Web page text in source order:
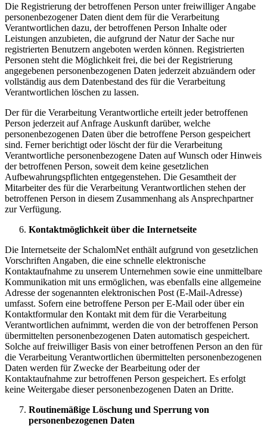
Die Registrierung der betroffenen Person unter freiwilliger Angabe
personenbezogener Daten dient dem für die Verarbeitung
Verantwortlichen dazu, der betroffenen Person Inhalte oder
Leistungen anzubieten, die aufgrund der Natur der Sache nur
registrierten Benutzern angeboten werden können. Registrierten
Personen steht die Möglichkeit frei, die bei der Registrierung
angegebenen personenbezogenen Daten jederzeit abzuändern oder
vollständig aus dem Datenbestand des für die Verarbeitung
Verantwortlichen löschen zu lassen.
Der für die Verarbeitung Verantwortliche erteilt jeder betroffenen
Person jederzeit auf Anfrage Auskunft darüber, welche
personenbezogenen Daten über die betroffene Person gespeichert
sind. Ferner berichtigt oder löscht der für die Verarbeitung
Verantwortliche personenbezogene Daten auf Wunsch oder Hinweis
der betroffenen Person, soweit dem keine gesetzlichen
Aufbewahrungspflichten entgegenstehen. Die Gesamtheit der
Mitarbeiter des für die Verarbeitung Verantwortlichen stehen der
betroffenen Person in diesem Zusammenhang als Ansprechpartner
zur Verfügung.
Kontaktmöglichkeit über die Internetseite
Die Internetseite der SchalomNet enthält aufgrund von gesetzlichen
Vorschriften Angaben, die eine schnelle elektronische
Kontaktaufnahme zu unserem Unternehmen sowie eine unmittelbare
Kommunikation mit uns ermöglichen, was ebenfalls eine allgemeine
Adresse der sogenannten elektronischen Post (E-Mail-Adresse)
umfasst. Sofern eine betroffene Person per E-Mail oder über ein
Kontaktformular den Kontakt mit dem für die Verarbeitung
Verantwortlichen aufnimmt, werden die von der betroffenen Person
übermittelten personenbezogenen Daten automatisch gespeichert.
Solche auf freiwilliger Basis von einer betroffenen Person an den für
die Verarbeitung Verantwortlichen übermittelten personenbezogenen
Daten werden für Zwecke der Bearbeitung oder der
Kontaktaufnahme zur betroffenen Person gespeichert. Es erfolgt
keine Weitergabe dieser personenbezogenen Daten an Dritte.
Routinemäßige Löschung und Sperrung von
personenbezogenen Daten